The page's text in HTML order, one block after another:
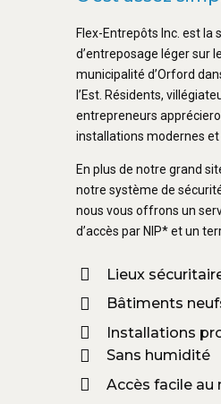
Flex-Entrepôts Inc. est la
d’entreposage léger sur
municipalité d’Orford
l’Est. Résidents,
entrepreneurs
installations modernes et
En plus de notre grand
notre système de
nous vous offrons un
d’accès par NIP* et un
Lieux
Bâtiments
Installations
Sans humidité
Accès facile au